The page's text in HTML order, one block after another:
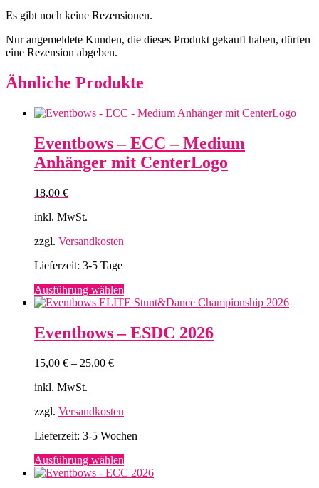
Es gibt noch keine Rezensionen.
Nur angemeldete Kunden, die dieses Produkt gekauft haben, dürfen
eine Rezension abgeben.
Ähnliche Produkte
Eventbows – ECC – Medium
Anhänger mit CenterLogo
18,00 €
inkl. MwSt.
zzgl. Versandkosten
Lieferzeit: 3-5 Tage
Ausführung wählen
Produkt
mehrere
Varianten
der
gewählt
werden
Eventbows – ESDC 2026
15,00 € – 25,00 €
inkl. MwSt.
zzgl. Versandkosten
Lieferzeit: 3-5 Wochen
Ausführung wählen
Produkt